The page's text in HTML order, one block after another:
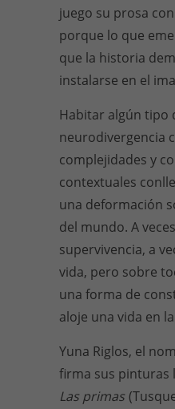
juego su prosa
porque lo que
que la historia
instalarse en el
Habitar algún tipo
neurodivergencia
complejidades y
contextuales
una deformación
del mundo. A
supervivencia, a
vida, pero sobre
una forma de
aloje una vida en
Yuna Riglos, el
firma sus pinturas
Las primas